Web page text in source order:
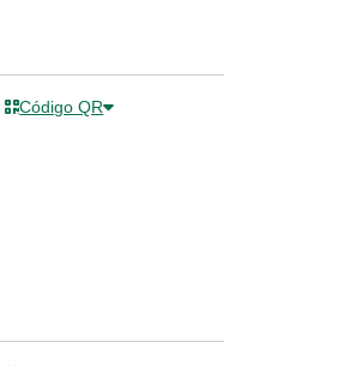
Código QR